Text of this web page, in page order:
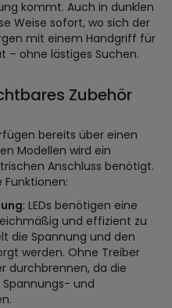
kommt. Auch in dunklen
Weise sofort, wo sich der
mit einem Handgriff für
– ohne lästiges Suchen.
Zubehör
bereits über einen
Modellen wird ein
Anschluss benötigt.
Funktionen:
: LEDs benötigen eine
und effizient zu
die Spannung und den
werden. Ohne Treiber
durchbrennen, da die
und